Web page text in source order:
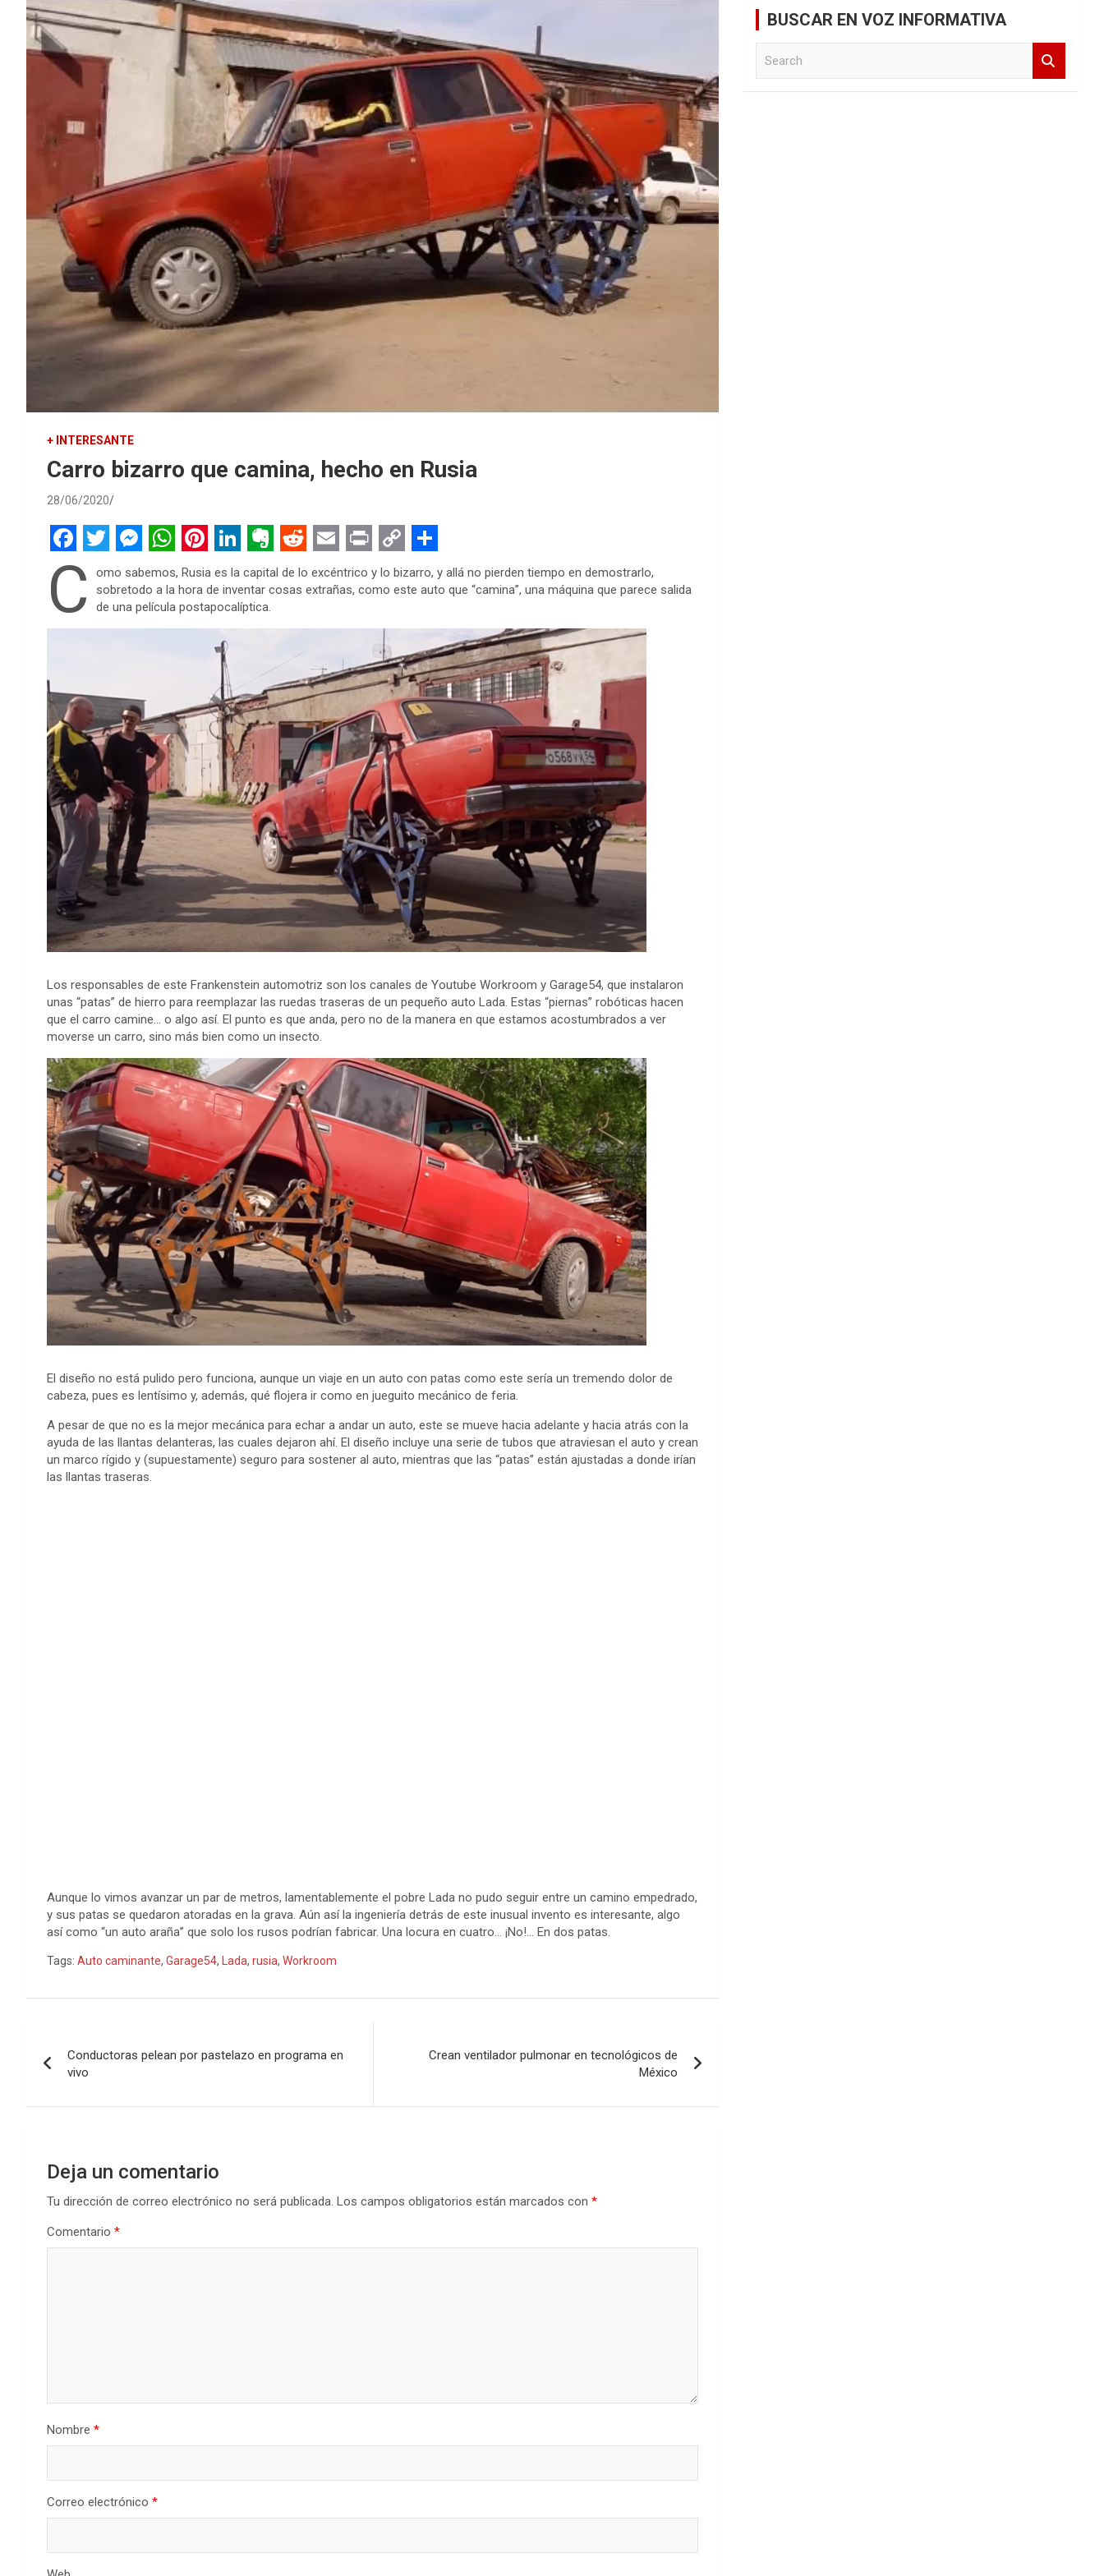
+ INTERESANTE
Carro bizarro que camina, hecho en Rusia
28/06/2020
F
a
c
o
o
k
T
w
i
e
r
M
e
s
n
g
e
r
W
h
a
p
p
P
i
n
e
s
L
i
n
k
e
d
I
n
E
v
e
o
t
e
R
e
t
E
m
l
P
r
t
C
o
y
L
i
n
k
S
h
r
e
C
omo sabemos, Rusia es la capital de lo excéntrico y lo bizarro, y allá no pierden tiempo en demostrarlo,
sobretodo a la hora de inventar cosas extrañas, como este auto que “camina”, una máquina que parece salida
de una película postapocalíptica.
Los responsables de este Frankenstein automotriz son los canales de Youtube Workroom y Garage54, que instalaron
unas “patas” de hierro para reemplazar las ruedas traseras de un pequeño auto Lada. Estas “piernas” robóticas hacen
que el carro camine… o algo así. El punto es que anda, pero no de la manera en que estamos acostumbrados a ver
moverse un carro, sino más bien como un insecto.
El diseño no está pulido pero funciona, aunque un viaje en un auto con patas como este sería un tremendo dolor de
cabeza, pues es lentísimo y, además, qué flojera ir como en jueguito mecánico de feria.
A pesar de que no es la mejor mecánica para echar a andar un auto, este se mueve hacia adelante y hacia atrás con la
ayuda de las llantas delanteras, las cuales dejaron ahí. El diseño incluye una serie de tubos que atraviesan el auto y crean
un marco rígido y (supuestamente) seguro para sostener al auto, mientras que las “patas” están ajustadas a donde irían
las llantas traseras.
Aunque lo vimos avanzar un par de metros, lamentablemente el pobre Lada no pudo seguir entre un camino empedrado,
y sus patas se quedaron atoradas en la grava. Aún así la ingeniería detrás de este inusual invento es interesante, algo
así como “un auto araña” que solo los rusos podrían fabricar. Una locura en cuatro… ¡No!… En dos patas.
Tags: Auto caminante, Garage54, Lada, rusia, Workroom
de
entradas
Conductoras pelean por pastelazo en programa en
vivo
Crean ventilador pulmonar en tecnológicos de
México
Deja un comentario
Tu dirección de correo electrónico no será publicada. Los campos obligatorios están marcados con *
Comentario *
Nombre *
Correo electrónico *
BUSCAR EN VOZ INFORMATIVA